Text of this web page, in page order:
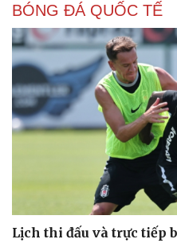
BÓNG ĐÁ QUỐC TẾ
Lịch thi đấu và trực tiếp